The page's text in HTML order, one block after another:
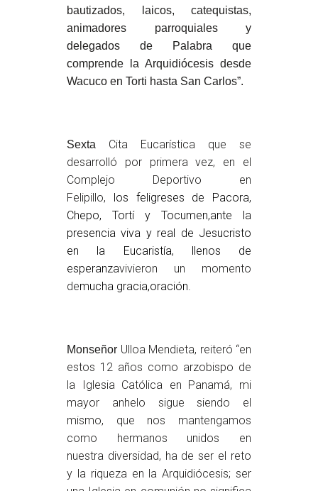
bautizados, laicos, catequistas,
animadores parroquiales y
delegados de Palabra que
comprende la Arquidiócesis desde
Wacuco en Torti hasta San Carlos”.
Sexta Cita Eucarística que se
desarrolló por primera vez, en el
Complejo Deportivo en
Felipillo,
los feligreses de Pacora,
Chepo, Tortí y Tocumen,ante la
presencia viva y real de Jesucristo
en la Eucaristía,
llenos de
esperanzavivieron un momento
demucha gracia,oración.
Monseñor Ulloa Mendieta, reiteró “en
estos 12 años como arzobispo de
la Iglesia Católica en Panamá, mi
mayor anhelo sigue siendo el
mismo, que nos mantengamos
como hermanos unidos en
nuestra diversidad, ha de ser el reto
y la riqueza en la Arquidiócesis; ser